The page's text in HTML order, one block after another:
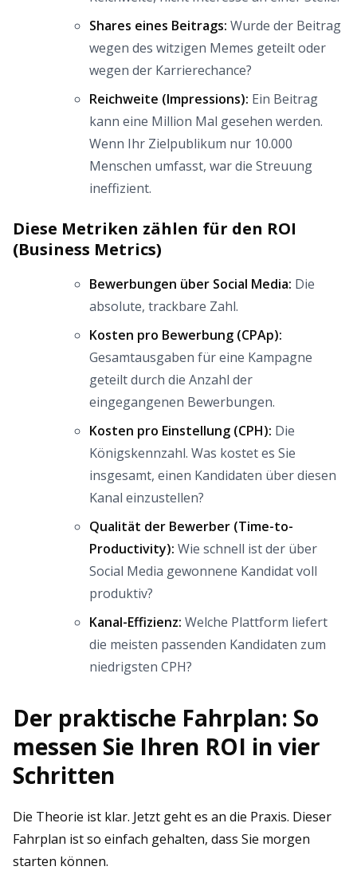
Shares eines Beitrags: Wurde der Beitrag
wegen des witzigen Memes geteilt oder
wegen der Karrierechance?
Reichweite (Impressions): Ein Beitrag
kann eine Million Mal gesehen werden.
Wenn Ihr Zielpublikum nur 10.000
Menschen umfasst, war die Streuung
ineffizient.
Diese Metriken zählen für den ROI
(Business Metrics)
Bewerbungen über Social Media: Die
absolute, trackbare Zahl.
Kosten pro Bewerbung (CPAp):
Gesamtausgaben für eine Kampagne
geteilt durch die Anzahl der
eingegangenen Bewerbungen.
Kosten pro Einstellung (CPH): Die
Königskennzahl. Was kostet es Sie
insgesamt, einen Kandidaten über diesen
Kanal einzustellen?
Qualität der Bewerber (Time-to-
Productivity): Wie schnell ist der über
Social Media gewonnene Kandidat voll
produktiv?
Kanal-Effizienz: Welche Plattform liefert
die meisten passenden Kandidaten zum
niedrigsten CPH?
Der praktische Fahrplan: So
messen Sie Ihren ROI in vier
Schritten
Die Theorie ist klar. Jetzt geht es an die Praxis. Dieser
Fahrplan ist so einfach gehalten, dass Sie morgen
starten können.